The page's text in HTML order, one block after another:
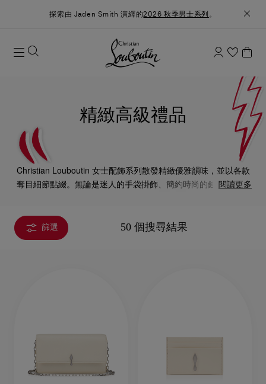
探索由 Jaden Smith 演繹的2026 秋季男士系列 。
精緻高級禮品
Christian Louboutin 女士配飾系列散發精緻優雅韻味，並以各款
奪目細節點綴。無論是迷人的手袋掛飾、簡約時尚的錢包，還是
閱讀更多
篩選 50 個搜尋結果